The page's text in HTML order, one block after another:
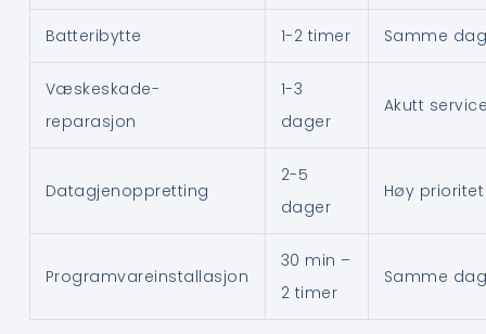
Batteribytte 1-2 timer Samme
Væskeskade-
reparasjon
1-3
dager
Akutt
Datagjenoppretting
2-5
dager
Høy prioritet
Programvareinstallasjon
30 min –
2 timer
Samme